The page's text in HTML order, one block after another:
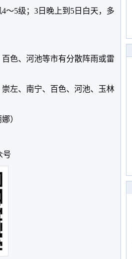
～5级；3日晚上到5日白天，多
色、河池等市有分散阵雨或雷
左、南宁、百色、河池、玉林
）
号